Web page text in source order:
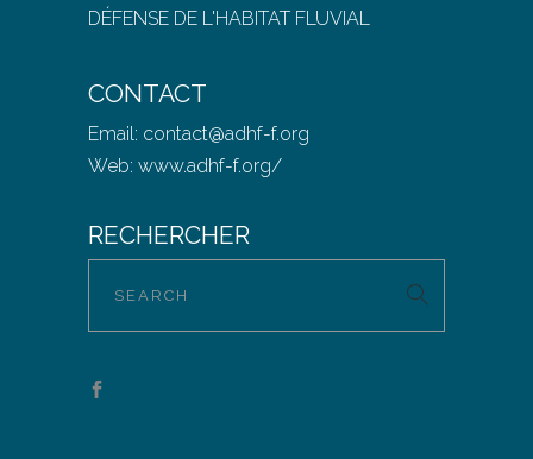
DÉFENSE DE L'HABITAT FLUVIAL
CONTACT
Email: contact@adhf-f.org
Web: www.adhf-f.org/
RECHERCHER